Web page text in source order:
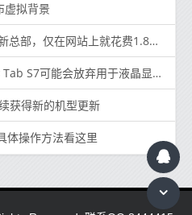
虚拟背景
，仅在网站上就花费1.82亿美元
会放弃用于液晶显示器的Super AMOLED
获得新的机型更新
体操作方法看这里